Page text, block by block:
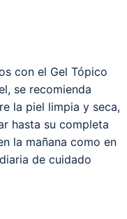
con el Gel Tópico
se recomienda
la piel limpia y seca,
hasta su completa
la mañana como en
de cuidado